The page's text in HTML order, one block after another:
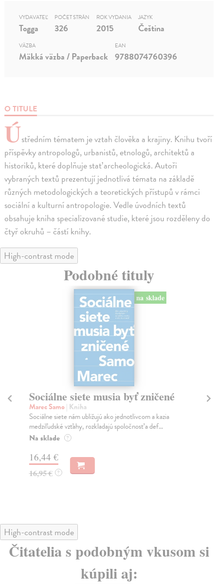
O TITULE
Ústředním tématem je vztah člověka a krajiny. Knihu tvoří
příspěvky antropologů, urbanistů, etnologů, architektů a
historiků, které doplňuje stať archeologická. Autoři
vybraných textů prezentují jednotlivá témata na základě
různých metodologických a teoretických přístupů v rámci
sociální a kulturní antropologie. Vedle úvodních textů
obsahuje kniha specializované studie, které jsou rozděleny do
čtyř okruhů – částí knihy.
VYDAVATEĽ
Togga
POČET STRÁN
326
ROK VYDANIA
2015
JAZYK
Čeština
VÄZBA
Mäkká väzba / Paperback
EAN
9788074760396
High-contrast mode
Podobné tituly
na sklade
Sociálne siete musia byť zničené
Marec Samo| Kniha
Sociálne siete nám ubližujú ako jednotlivcom a kazia
medziľudské vzťahy, rozkladajú spoločnosť a def...
Na sklade ?
16,44 €
16,95 € ?
High-contrast mode
Čitatelia s podobným vkusom si
kúpili aj: